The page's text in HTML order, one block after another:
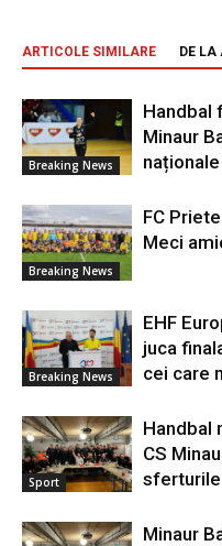
ARTICOLE SIMILARE DE LA
Breaking News
Handbal
Minaur
naționale
Breaking News
FC
Meci
Breaking News
EHF
juca
cei care
Sport
Handbal
CS
Minaur